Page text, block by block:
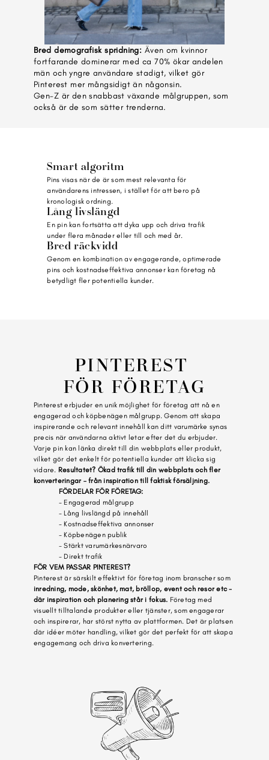
Smart algoritm
Pins visas när de är som mest relevanta för
användarens intressen, i stället för att bero på
kronologisk ordning.
Lång livslängd
En pin kan fortsätta att dyka upp och driva trafik
under flera månader eller till och med år.
Bred räckvidd
Genom en kombination av engagerande, optimerade
pins och kostnadseffektiva annonser kan företag nå
betydligt fler potentiella kunder.
Bred demografisk spridning: Även om kvinnor
fortfarande dominerar med ca 70% ökar andelen
män och yngre användare stadigt, vilket gör
Pinterest mer mångsidigt än någonsin.
Gen-Z är den snabbast växande målgruppen, som
också är de som sätter trenderna.
PINTEREST
FÖR FÖRETAG
Pinterest erbjuder en unik möjlighet för företag att nå en
engagerad och köpbenägen målgrupp. Genom att skapa
inspirerande och relevant innehåll kan ditt varumärke synas
precis när användarna aktivt letar efter det du erbjuder.
Varje pin kan länka direkt till din webbplats eller produkt,
vilket gör det enkelt för potentiella kunder att klicka sig
vidare. Resultatet? Ökad trafik till din webbplats och fler
konverteringar – från inspiration till faktisk försäljning.
FÖRDELAR FÖR FÖRETAG:
- Engagerad målgrupp
- Lång livslängd på innehåll
- Kostnadseffektiva annonser
- Köpbenägen publik
- Stärkt varumärkesnärvaro
- Direkt trafik
FÖR VEM PASSAR PINTEREST?
Pinterest är särskilt effektivt för företag inom branscher som
inredning, mode, skönhet, mat, bröllop, event och resor etc -
där inspiration och planering står i fokus. Företag med
visuellt tilltalande produkter eller tjänster, som engagerar
och inspirerar, har störst nytta av plattformen. Det är platsen
där idéer möter handling, vilket gör det perfekt för att skapa
engagemang och driva konvertering.